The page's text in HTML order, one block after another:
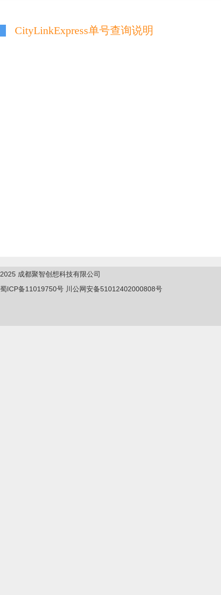
CityLinkExpress单号查询说明
2025 成都聚智创想科技有限公司
蜀ICP备11019750号 川公网安备51012402000808号